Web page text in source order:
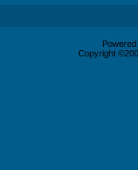
Copyright